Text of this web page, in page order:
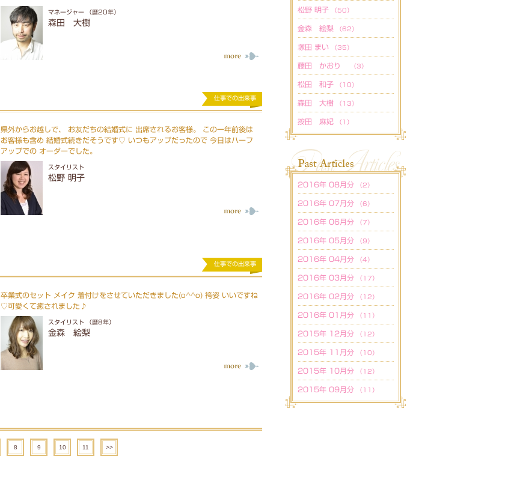
マネージャー （暦20年）
森田 大樹
仕事での出来事
県外からお越しで、 お友だちの結婚式に 出席されるお客様。 この一年前後は
お客様も含め 結婚式続きだそうです♡ いつもアップだったので 今日はハーフ
アップでの オーダーでした。
スタイリスト
松野 明子
仕事での出来事
卒業式のセット メイク 着付けをさせていただきました(o^^o) 袴姿 いいですね
♡可愛くて癒されました♪
スタイリスト （暦8年）
金森 絵梨
8 9 10 11 >>
松野 明子 （50）
金森 絵梨 （62）
塚田 まい （35）
藤田 かおり （3）
松田 和子 （10）
森田 大樹 （13）
按田 麻妃 （1）
2016年 08月分 （2）
2016年 07月分 （6）
2016年 06月分 （7）
2016年 05月分 （9）
2016年 04月分 （4）
2016年 03月分 （17）
2016年 02月分 （12）
2016年 01月分 （11）
2015年 12月分 （12）
2015年 11月分 （10）
2015年 10月分 （12）
2015年 09月分 （11）